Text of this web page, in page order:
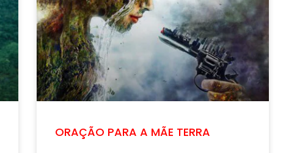
ORAÇÃO PARA A MÃE TERRA